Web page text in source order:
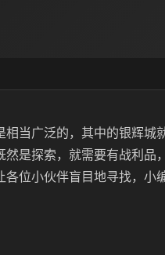
当广泛的，其中的银辉城
是探索，就需要有战利品
位小伙伴盲目地寻找，小